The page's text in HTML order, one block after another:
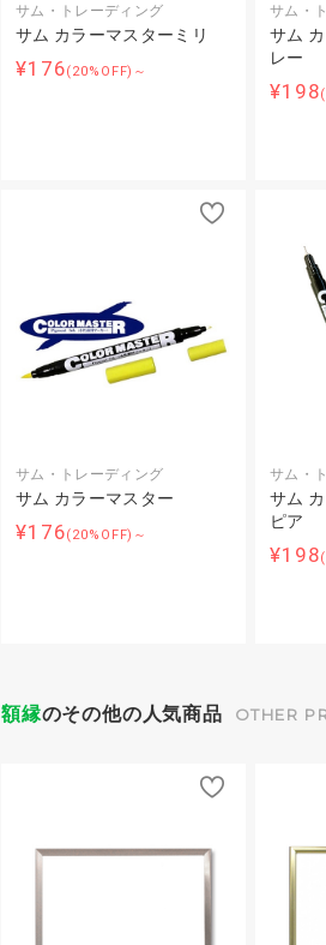
サム・トレーディング
サム カラーマスターミリ
¥176(20%OFF)～
サム・
サム
レー
¥198
サム・トレーディング
サム カラーマスター
¥176(20%OFF)～
サム・
サム
ピア
¥198
額縁のその他の人気商品 OTHER